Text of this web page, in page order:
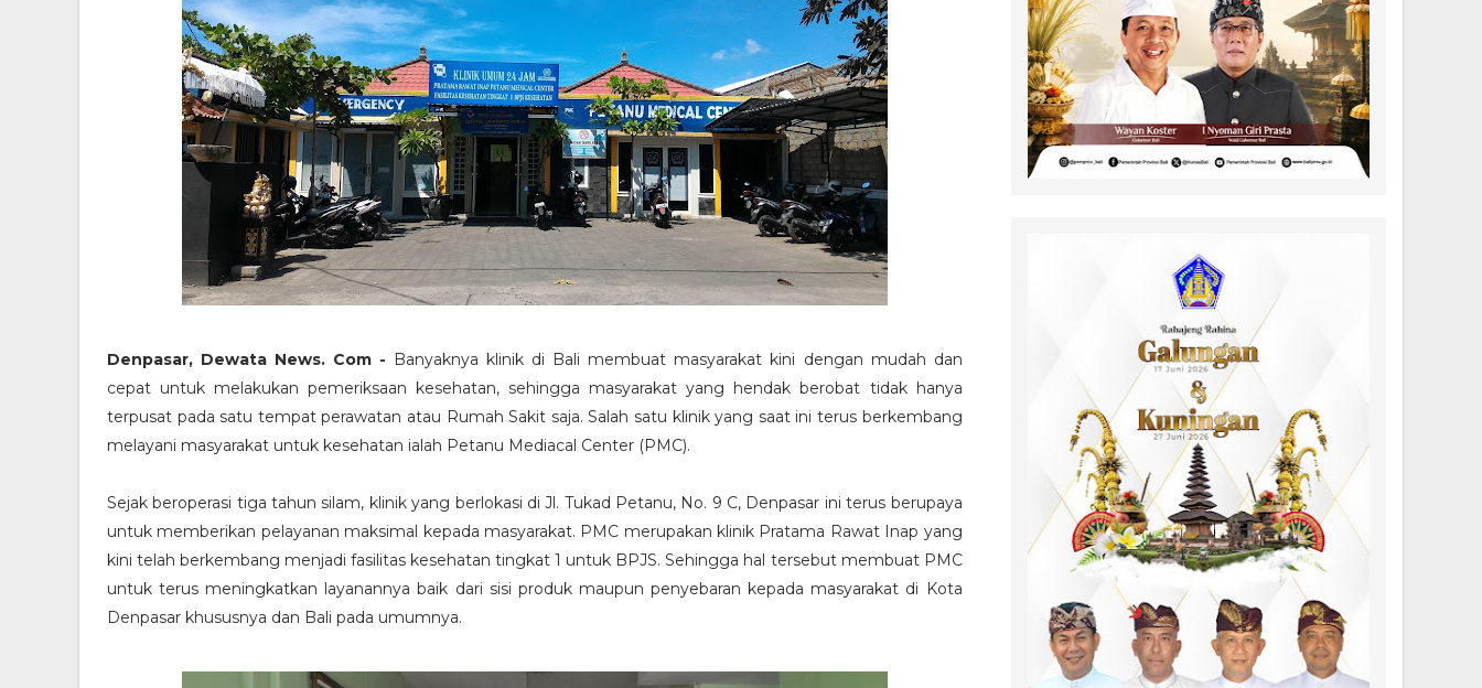
Denpasar, Dewata News. Com -
Banyaknya klinik di Bali membuat masyarakat kini dengan mudah dan
cepat untuk melakukan pemeriksaan kesehatan, sehingga masyarakat yang hendak berobat tidak hanya
terpusat pada satu tempat perawatan atau Rumah Sakit saja. Salah satu klinik yang saat ini terus berkembang
melayani masyarakat untuk kesehatan ialah Petanu Mediacal Center (PMC).
Sejak beroperasi tiga tahun silam, klinik yang berlokasi di Jl. Tukad Petanu, No. 9 C, Denpasar ini terus berupaya
untuk memberikan pelayanan maksimal kepada masyarakat. PMC merupakan klinik Pratama Rawat Inap yang
kini telah berkembang menjadi fasilitas kesehatan tingkat 1 untuk BPJS. Sehingga hal tersebut membuat PMC
untuk terus meningkatkan layanannya baik dari sisi produk maupun penyebaran kepada masyarakat di Kota
Denpasar khususnya dan Bali pada umumnya.